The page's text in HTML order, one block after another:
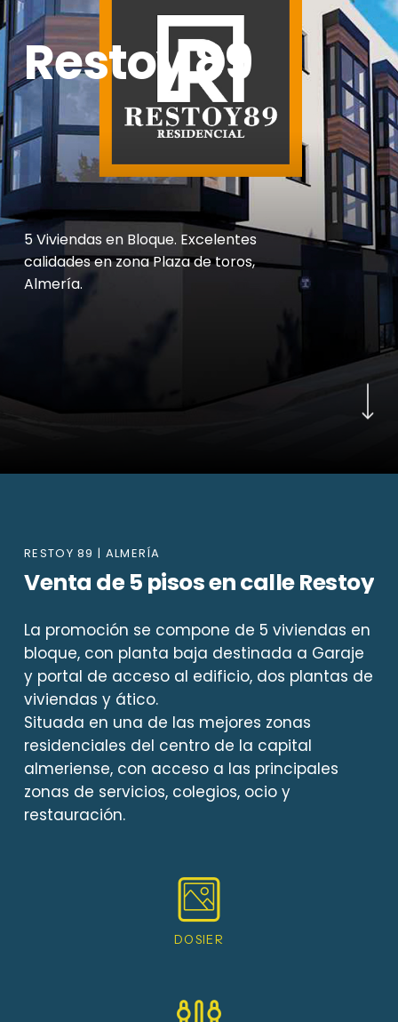
Restoy 89
5 Viviendas en Bloque. Excelentes
calidades en zona Plaza de toros,
Almería.
Navigate to
RESTOY 89 | ALMERÍA
Venta de 5 pisosencalleRestoy
La promoción se compone de 5 viviendas en
bloque, con planta baja destinada a Garaje
y portal de acceso al edificio, dos plantas de
viviendas y ático.
Situada en una de las mejores zonas
residenciales del centro de la capital
almeriense, con acceso a las principales
zonas de servicios, colegios, ocio y
restauración.
Abrir
DOSIER
Abrir